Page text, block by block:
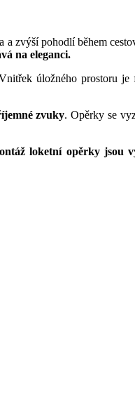
a zvýší pohodlí během
na eleganci.
úložného prostoru je
zvuky. Opěrky se
loketní opěrky jsou